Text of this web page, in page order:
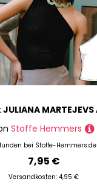
Stoffe Hemmers
bei Stoffe-Hemmers.de
7,95 €
Versandkosten: 4,95 €